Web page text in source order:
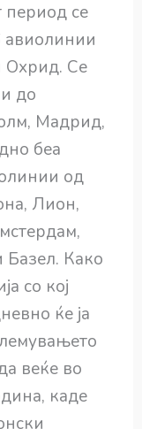
период се
авиолинии
Охрид. Се
до
Мадрид,
беа
од
Лион,
Како
со кој
ќе ја
веќе во
каде